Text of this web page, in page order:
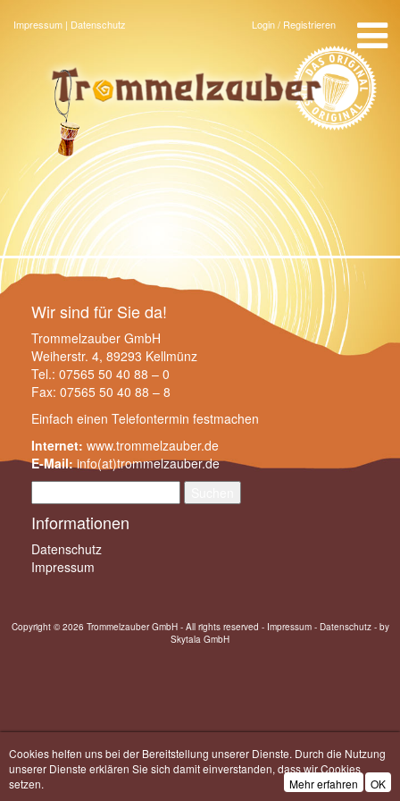
Cookies helfen uns bei der Bereitstellung unserer Dienste. Durch die Nutzung
unserer Dienste erklären Sie sich damit einverstanden, dass wir Cookies
setzen.
Mehr erfahren OK
Angebote
Über uns
Gästebuch
Kontakt
Impressum | Datenschutz Login / Registrieren
Wir sind für Sie da!
Trommelzauber GmbH
Weiherstr. 4, 89293 Kellmünz
Tel.: 07565 50 40 88 – 0
Fax: 07565 50 40 88 – 8
Einfach einen Telefontermin festmachen
Internet: www.trommelzauber.de
E-Mail: info(at)trommelzauber.de
nach:
Informationen
Datenschutz
Impressum
Copyright © 2026 Trommelzauber GmbH - All rights reserved - Impressum- Datenschutz- by
Skytala GmbH